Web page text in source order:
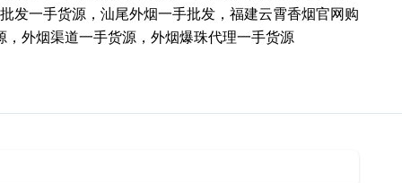
发一手货源，汕尾外烟一手批发，福建云霄香烟官网购
外烟渠道一手货源，外烟爆珠代理一手货源